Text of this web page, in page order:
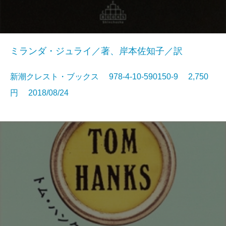
ミランダ・ジュライ／著、岸本佐知子／訳
新潮クレスト・ブックス 978-4-10-590150-9 2,750
円 2018/08/24